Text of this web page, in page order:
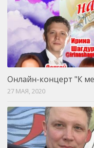
Онлайн-концерт "К
27 МАЯ, 2020